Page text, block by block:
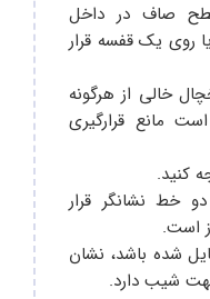
صاف در داخل
روی یک قفسه قرار
خالی از هرگونه
مانع قرارگیری
کنید.
خط نشانگر قرار
است.
شده باشد، نشان
شیب دارد.